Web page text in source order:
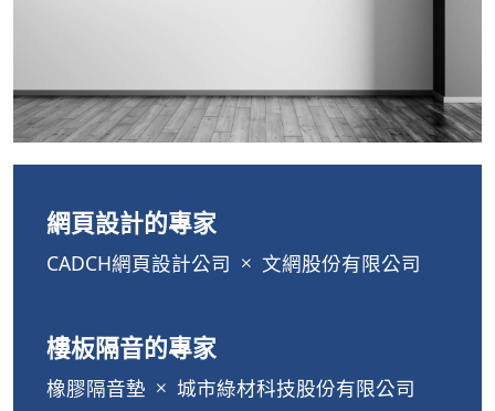
網頁設計的專家
CADCH網頁設計公司 文網股份有限公司
樓板隔音的專家
橡膠隔音墊 城市綠材科技股份有限公司